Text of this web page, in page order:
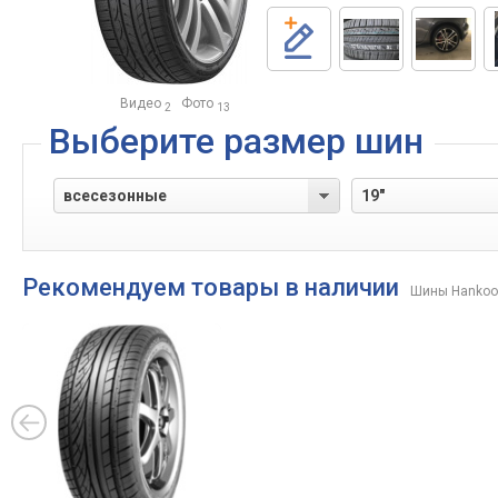
Видео 2 Фото 13
Выберите размер шин
Рекомендуем товары в наличии Шины